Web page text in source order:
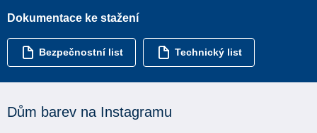
Dokumentace ke stažení
Bezpečnostní list Technický list
Dům barev na Instagramu